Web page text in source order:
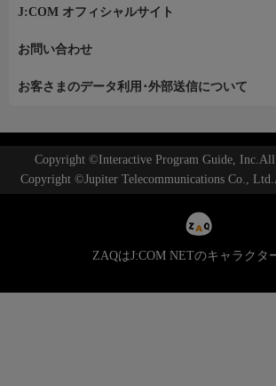
J:COM オフィシャルサイト
お問い合わせ
お客さまのデータ利用･外部送信について
Copyright ©Interactive Program Guide, Inc.All
Copyright ©Jupiter Telecommunications Co.,
ZAQはJ:COM NETのキャラクタ